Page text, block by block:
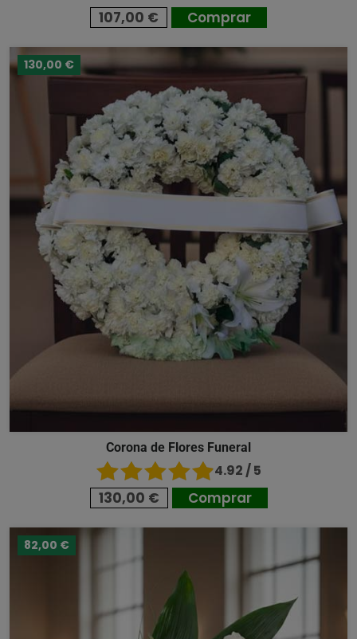
107,00 € Comprar
130,00 €
Corona de Flores Funeral
4.92 / 5
130,00 € Comprar
82,00 €